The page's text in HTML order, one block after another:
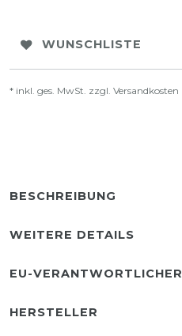
WUNSCHLISTE
* inkl. ges. MwSt. zzgl. Versandkosten
BESCHREIBUNG
WEITERE DETAILS
EU-VERANTWORTLICHER
HERSTELLER